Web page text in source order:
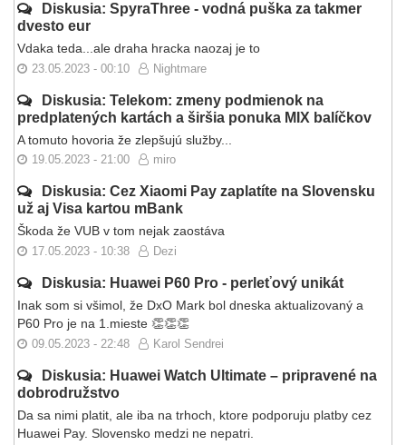
Diskusia: SpyraThree - vodná puška za takmer
dvesto eur
Vdaka teda...ale draha hracka naozaj je to
23.05.2023 - 00:10 Nightmare
Diskusia: Telekom: zmeny podmienok na
predplatených kartách a širšia ponuka MIX balíčkov
A tomuto hovoria že zlepšujú služby...
19.05.2023 - 21:00 miro
Diskusia: Cez Xiaomi Pay zaplatíte na Slovensku
už aj Visa kartou mBank
Škoda že VUB v tom nejak zaostáva
17.05.2023 - 10:38 Dezi
Diskusia: Huawei P60 Pro - perleťový unikát
Inak som si všimol, že DxO Mark bol dneska aktualizovaný a
P60 Pro je na 1.mieste 👏👏👏
09.05.2023 - 22:48 Karol Sendrei
Diskusia: Huawei Watch Ultimate – pripravené na
dobrodružstvo
Da sa nimi platit, ale iba na trhoch, ktore podporuju platby cez
Huawei Pay. Slovensko medzi ne nepatri.